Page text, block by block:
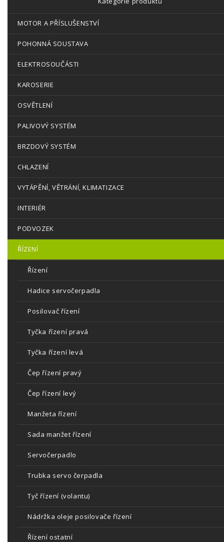
MOTOR A PŘÍSLUŠENSTVÍ
POHONNÁ SOUSTAVA
ELEKTROSOUČÁSTI
KAROSERIE
OSVĚTLENÍ
PALIVOVÝ SYSTÉM
BRZDOVÝ SYSTÉM
CHLAZENÍ
VYTÁPĚNÍ, VĚTRÁNÍ, KLIMATIZACE
INTERIÉR
PODVOZEK
ŘÍZENÍ
Řízení
Hadice servočerpadla
Posilovač řízení
Tyčka řízení pravá
Tyčka řízení levá
Čep řízení pravý
Čep řízení levý
Manžeta řízení
Sada manžet řízení
Servočerpadlo
Trubka servo čerpadla
Tyč řízení (volantu)
Nádržka oleje posilovače řízení
Řízení ostatní